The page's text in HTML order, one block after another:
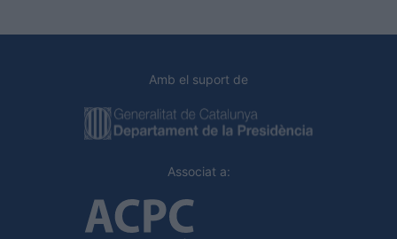
Amb el suport de
Associat a: